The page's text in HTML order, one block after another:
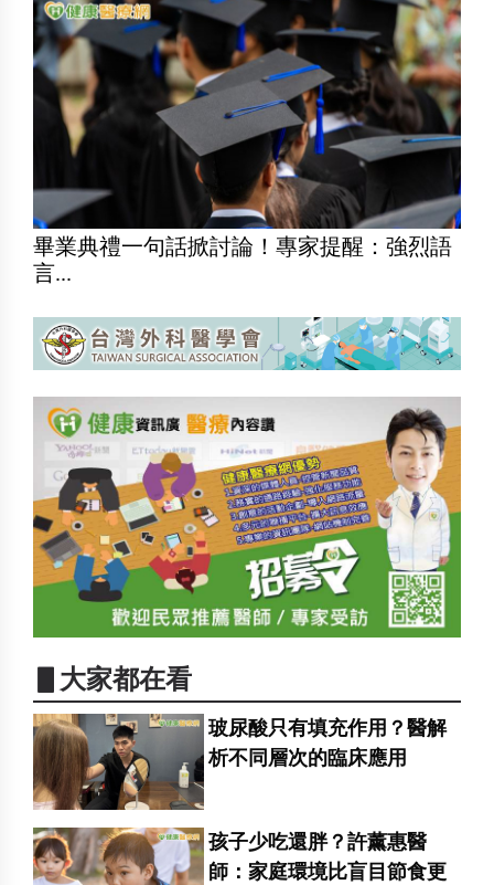
畢業典禮一句話掀討論！專家提醒：強烈語
言...
▋大家都在看
玻尿酸只有填充作用？醫解
析不同層次的臨床應用
孩子少吃還胖？許薰惠醫
師：家庭環境比盲目節食更